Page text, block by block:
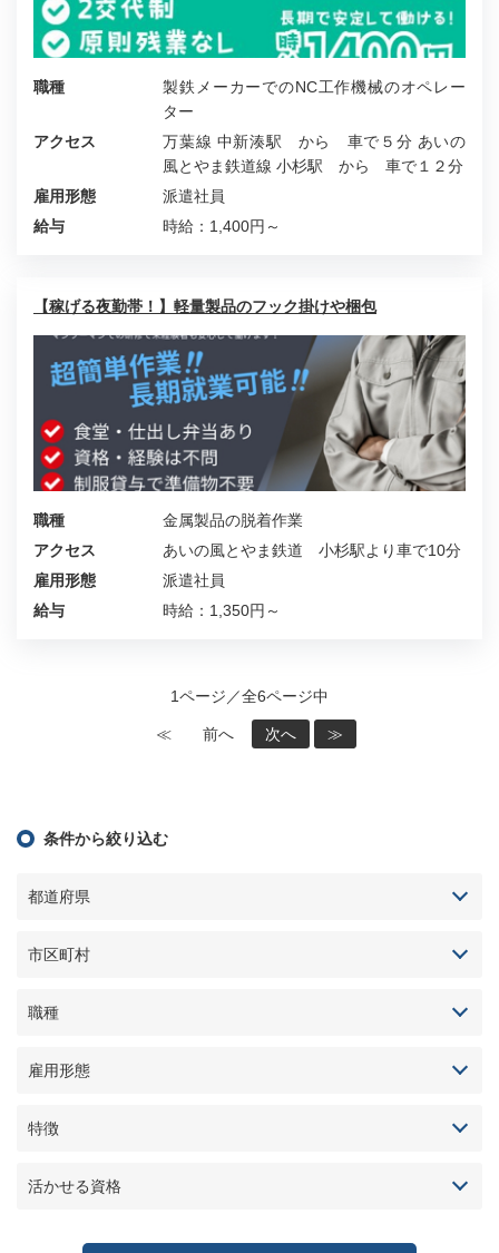
職種
製鉄メーカーでのNC工作機械のオペレー
ター
アクセス
万葉線 中新湊駅 から 車で５分 あいの
風とやま鉄道線 小杉駅 から 車で１２分
雇用形態
派遣社員
給与
時給：1,400円～
【稼げる夜勤帯！】軽量製品のフック掛けや梱包
職種
金属製品の脱着作業
アクセス
あいの風とやま鉄道 小杉駅より車で10分
雇用形態
派遣社員
給与
時給：1,350円～
1ページ／全6ページ中
≪ 前へ 次へ ≫
条件から絞り込む
都道府県
市区町村
職種
雇用形態
特徴
活かせる資格